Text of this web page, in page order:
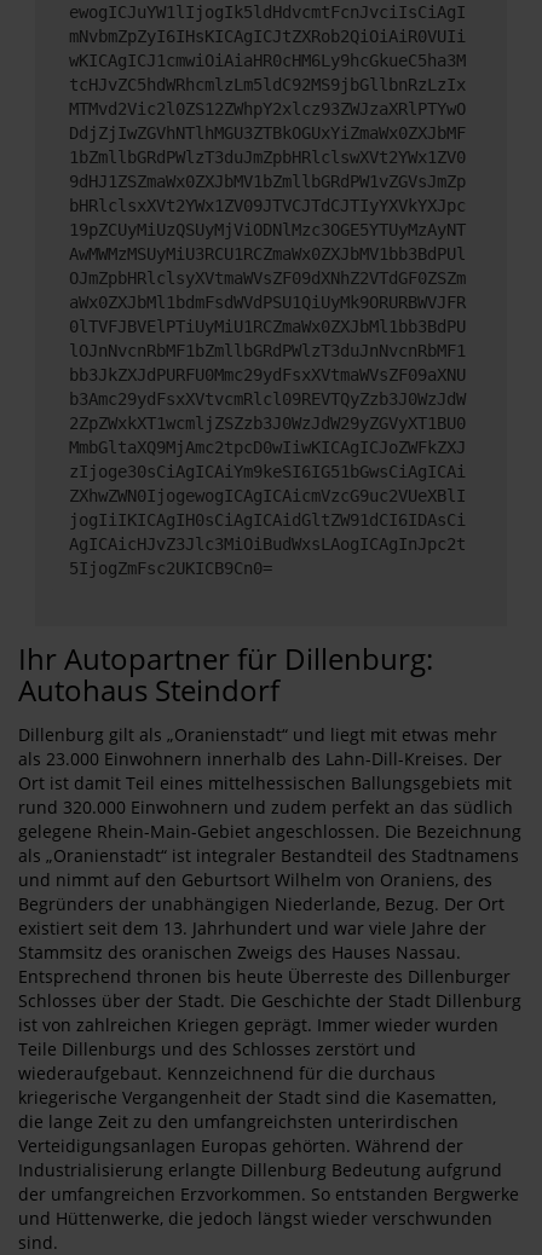
ewogICJuYW1lIjogIk5ldHdvcmtFcnJvciIsCiAgI
mNvbmZpZyI6IHsKICAgICJtZXRob2QiOiAiR0VUIi
wKICAgICJ1cmwiOiAiaHR0cHM6Ly9hcGkueC5ha3M
tcHJvZC5hdWRhcmlzLm5ldC92MS9jbGllbnRzLzIx
MTMvd2Vic2l0ZS12ZWhpY2xlcz93ZWJzaXRlPTYwO
DdjZjIwZGVhNTlhMGU3ZTBkOGUxYiZmaWx0ZXJbMF
1bZmllbGRdPWlzT3duJmZpbHRlclswXVt2YWx1ZV0
9dHJ1ZSZmaWx0ZXJbMV1bZmllbGRdPW1vZGVsJmZp
bHRlclsxXVt2YWx1ZV09JTVCJTdCJTIyYXVkYXJpc
19pZCUyMiUzQSUyMjViODNlMzc3OGE5YTUyMzAyNT
AwMWMzMSUyMiU3RCU1RCZmaWx0ZXJbMV1bb3BdPUl
OJmZpbHRlclsyXVtmaWVsZF09dXNhZ2VTdGF0ZSZm
aWx0ZXJbMl1bdmFsdWVdPSU1QiUyMk9ORURBWVJFR
0lTVFJBVElPTiUyMiU1RCZmaWx0ZXJbMl1bb3BdPU
lOJnNvcnRbMF1bZmllbGRdPWlzT3duJnNvcnRbMF1
bb3JkZXJdPURFU0Mmc29ydFsxXVtmaWVsZF09aXNU
b3Amc29ydFsxXVtvcmRlcl09REVTQyZzb3J0WzJdW
2ZpZWxkXT1wcmljZSZzb3J0WzJdW29yZGVyXT1BU0
MmbGltaXQ9MjAmc2tpcD0wIiwKICAgICJoZWFkZXJ
zIjoge30sCiAgICAiYm9keSI6IG51bGwsCiAgICAi
ZXhwZWN0IjogewogICAgICAicmVzcG9uc2VUeXBlI
jogIiIKICAgIH0sCiAgICAidGltZW91dCI6IDAsCi
AgICAicHJvZ3Jlc3MiOiBudWxsLAogICAgInJpc2t
5IjogZmFsc2UKICB9Cn0=
Ihr Autopartner für Dillenburg:
Autohaus Steindorf
Dillenburg gilt als „Oranienstadt“ und liegt mit etwas mehr
als 23.000 Einwohnern innerhalb des Lahn-Dill-Kreises. Der
Ort ist damit Teil eines mittelhessischen Ballungsgebiets mit
rund 320.000 Einwohnern und zudem perfekt an das südlich
gelegene Rhein-Main-Gebiet angeschlossen. Die Bezeichnung
als „Oranienstadt“ ist integraler Bestandteil des Stadtnamens
und nimmt auf den Geburtsort Wilhelm von Oraniens, des
Begründers der unabhängigen Niederlande, Bezug. Der Ort
existiert seit dem 13. Jahrhundert und war viele Jahre der
Stammsitz des oranischen Zweigs des Hauses Nassau.
Entsprechend thronen bis heute Überreste des Dillenburger
Schlosses über der Stadt. Die Geschichte der Stadt Dillenburg
ist von zahlreichen Kriegen geprägt. Immer wieder wurden
Teile Dillenburgs und des Schlosses zerstört und
wiederaufgebaut. Kennzeichnend für die durchaus
kriegerische Vergangenheit der Stadt sind die Kasematten,
die lange Zeit zu den umfangreichsten unterirdischen
Verteidigungsanlagen Europas gehörten. Während der
Industrialisierung erlangte Dillenburg Bedeutung aufgrund
der umfangreichen Erzvorkommen. So entstanden Bergwerke
und Hüttenwerke, die jedoch längst wieder verschwunden
sind.